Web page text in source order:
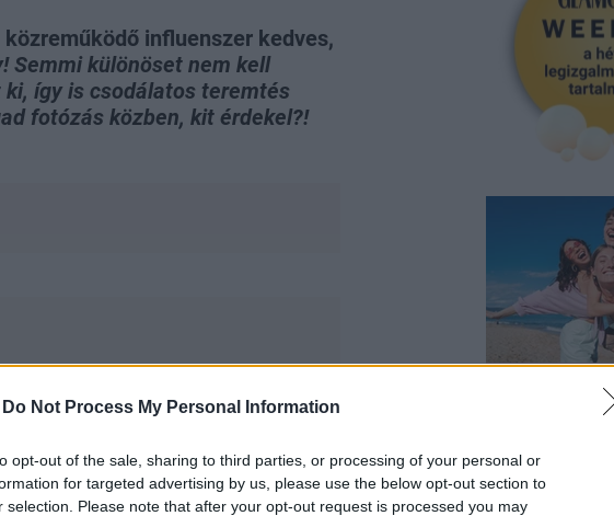
Do Not Process My Personal Information
opt-out of the sale, sharing to third parties, or processing of your personal or
for targeted advertising by us, please use the below opt-out section to
selection. Please note that after your opt-out request is processed you may
influenszer kedves,
Semmi különöset nem kell
így is csodálatos teremtés
fotózás közben, kit érdekel?!
érzed magad, miközben
néhány trükk, amelyekkel biztosan